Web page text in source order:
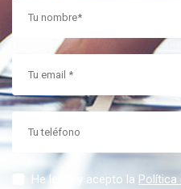
He leído y acepto la Política